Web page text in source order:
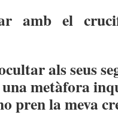
amb el
als seus
metàfora
pren la meva